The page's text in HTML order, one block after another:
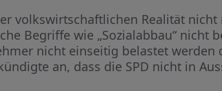
volkswirtschaftlichen Realität
Begriffe wie „Sozialabbau“ nicht
nicht einseitig belastet werden
an, dass die SPD nicht in